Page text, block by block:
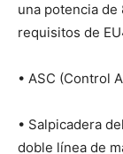
una potencia de
requisitos de
• ASC (Control
• Salpicadera
doble línea de